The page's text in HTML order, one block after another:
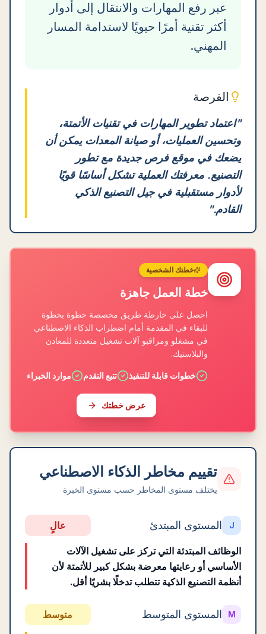
عبر رفع المهارات والانتقال إلى أدوار
أكثر تقنية أمرًا حيويًا لاستدامة المسار
المهني.
الفرصة
"اعتماد تطوير المهارات في تقنيات الأتمتة،
وتحسين العمليات، أو صيانة المعدات يمكن أن
يضعك في موقع فرص جديدة مع تطور
التصنيع. معرفتك العملية تشكل أساسًا قويًا
لأدوار مستقبلية في جيل التصنيع الذكي
القادم."
خطتك الشخصية
خطة العمل جاهزة
احصل على خارطة طريق مخصصة خطوة بخطوة
للبقاء في المقدمة أمام اضطراب الذكاء الاصطناعي
في مشغلو ومراقبو آلات تشغيل متعددة للمعادن
والبلاستيك.
خطوات قابلة للتنفيذ تتبع التقدم موارد الخبراء
عرض خطتك
تقييم مخاطر الذكاء الاصطناعي
يختلف مستوى المخاطر حسب مستوى الخبرة
J المستوى المبتدئ عالٍ
الوظائف المبتدئة التي تركز على تشغيل الآلات
الأساسي أو رعايتها معرضة بشكل كبير للأتمتة لأن
أنظمة التصنيع الذكية تتطلب تدخلًا بشريًا أقل.
M المستوى المتوسط متوسط